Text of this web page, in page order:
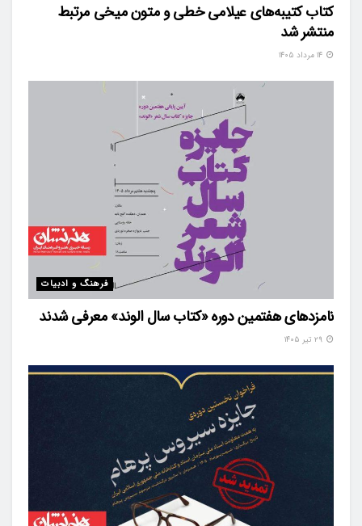
کتاب کتیبه‌های عیلامی خطی و متون میخی مرتبط
منتشر شد
فرهنگ و ادبیات
نامزدهای هفتمین دوره «کتاب سال الوند» معرفی شدند